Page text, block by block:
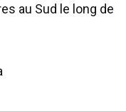
au Sud le long de